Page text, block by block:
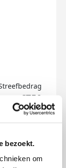
bezoekt.
om
€750